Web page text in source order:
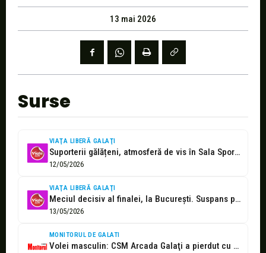
13 mai 2026
Surse
VIAŢA LIBERĂ GALAŢI
Suporterii gălățeni, atmosferă de vis în Sala Sporturilor
12/05/2026
VIAŢA LIBERĂ GALAŢI
Meciul decisiv al finalei, la București. Suspans prelungit în disputa CSM Arcada...
13/05/2026
MONITORUL DE GALATI
Volei masculin: CSM Arcada Galaţi a pierdut cu Dinamo. Finala se mută...